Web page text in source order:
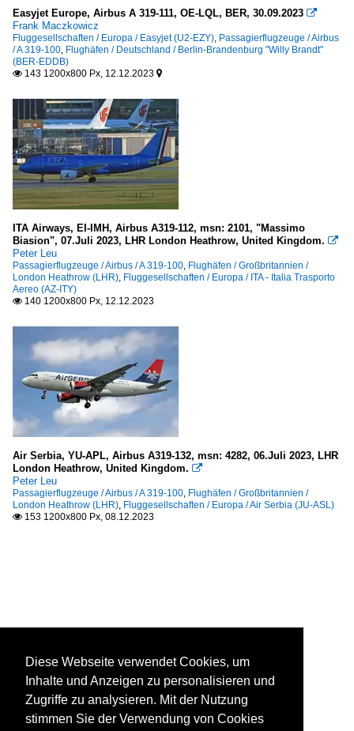
Easyjet Europe, Airbus A 319-111, OE-LQL, BER, 30.09.2023 
Frank Maczkowicz
Fluggesellschaften / Europa / Easyjet (U2-EZY), Passagierflugzeuge / Airbus
/ A 319-100, Flughäfen / Deutschland / Berlin-Brandenburg "Willy Brandt"
(BER-EDDB)
 143 1200x800 Px, 12.12.2023 
ITA Airways, EI-IMH, Airbus A319-112, msn: 2101, "Massimo
Biasion", 07.Juli 2023, LHR London Heathrow, United Kingdom. 
Peter Leu
Passagierflugzeuge / Airbus / A 319-100, Flughäfen / Großbritannien /
London Heathrow (LHR), Fluggesellschaften / Europa / ITA - Italia Trasporto
Aereo (AZ-ITY)
 140 1200x800 Px, 12.12.2023
Air Serbia, YU-APL, Airbus A319-132, msn: 4282, 06.Juli 2023, LHR
London Heathrow, United Kingdom. 
Peter Leu
Passagierflugzeuge / Airbus / A 319-100, Flughäfen / Großbritannien /
London Heathrow (LHR), Fluggesellschaften / Europa / Air Serbia (JU-ASL)
 153 1200x800 Px, 08.12.2023
Diese Webseite verwendet Cookies, um
Inhalte und Anzeigen zu personalisieren und
Zugriffe zu analysieren. Mit der Nutzung
stimmen Sie der Verwendung von Cookies